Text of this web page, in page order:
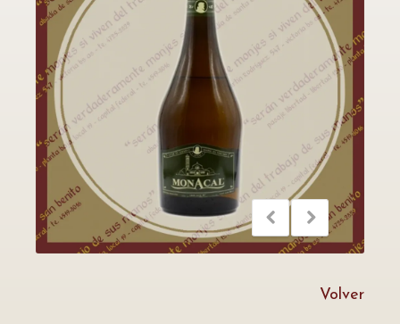
Volver